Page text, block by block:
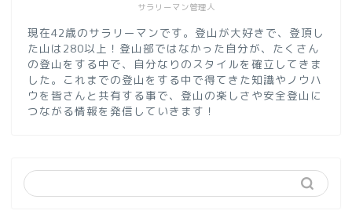
サラリーマン管理人
現在42歳のサラリーマンです。登山が大好きで、登頂し
た山は280以上！登山部ではなかった自分が、たくさん
の登山をする中で、自分なりのスタイルを確立してきま
した。これまでの登山をする中で得てきた知識やノウハ
ウを皆さんと共有する事で、登山の楽しさや安全登山に
つながる情報を発信していきます！